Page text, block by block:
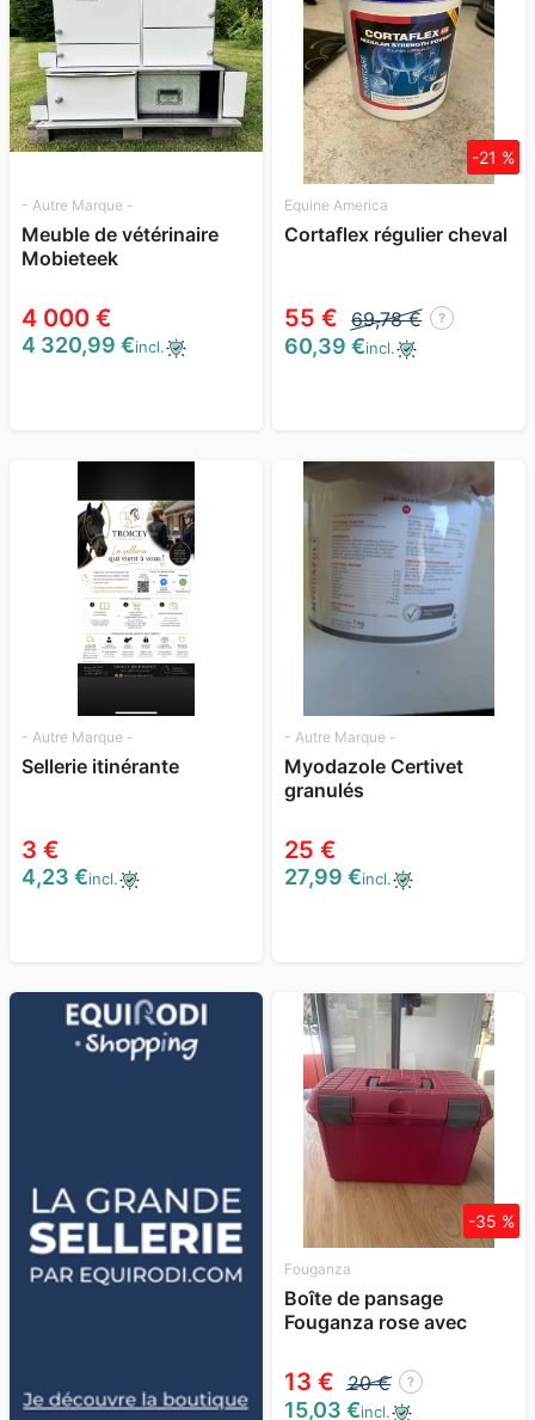
- Autre Marque -
Meuble de vétérinaire
Mobieteek
4 000 €
4 320,99 €incl.
Equine America
Cortaflex régulier cheval
55 € 69,78 € ?
-21 %
60,39 €incl.
- Autre Marque -
Sellerie itinérante
3 €
4,23 €incl.
- Autre Marque -
Myodazole Certivet
granulés
25 €
27,99 €incl.
Fouganza
Boîte de pansage
Fouganza rose avec
13 € 20 € ?
-35 %
15,03 €incl.